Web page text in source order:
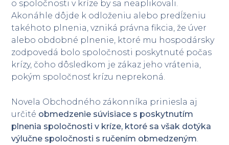
o spoločnosti v kríze by sa neaplikovali.
Akonáhle dôjde k odloženiu alebo predĺženiu
takéhoto plnenia, vzniká právna fikcia, že úver
alebo obdobné plnenie, ktoré mu hospodársky
zodpovedá bolo spoločnosti poskytnuté počas
krízy, čoho dôsledkom je zákaz jeho vrátenia,
pokým spoločnosť krízu neprekoná.
Novela Obchodného zákonníka priniesla aj
určité obmedzenie súvisiace s poskytnutím
plnenia spoločnosti v kríze, ktoré sa však dotýka
výlučne spoločnosti s ručením obmedzeným.